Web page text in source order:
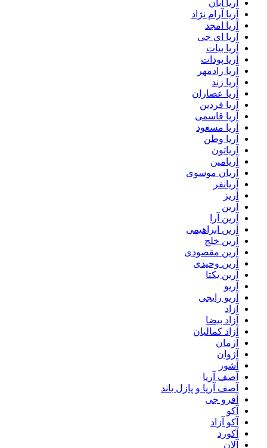
آریا آبان
آریا آرام نژاد
آریا امجد
آریا ای جی
آریا بیات
آریا پودات
آریا رادمهر
آریا زند
آریا عصاران
آریا فردین
آریا قاسمی
آریا مسعود
آریا وطن
آریاتون
آریامین
آریان موسوی
آریانفر
آریز
آرین
آرین آرا
آرین ابراهیمی
آرین خلج
آرین مقصودی
آرین وحیدی
آرین یکتا
آریو
آریو رایجی
آزاد
آزاد بیضا
آزاد کمالیان
آژمان
آژوان
آشور
آصف آریا
آصف آریا و پازل باند
آفرو جی
آکو
آکو آزاد
آکورد
آلان